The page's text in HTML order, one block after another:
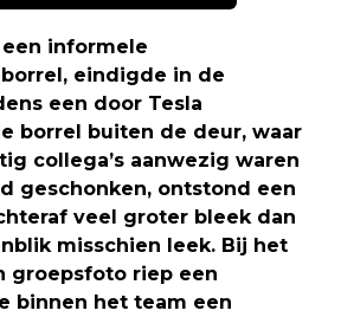
informele
eindigde in de
een door Tesla
borrel buiten de deur, waar
collega’s aanwezig waren
geschonken, ontstond een
veel groter bleek dan
misschien leek. Bij het
groepsfoto riep een
binnen het team een